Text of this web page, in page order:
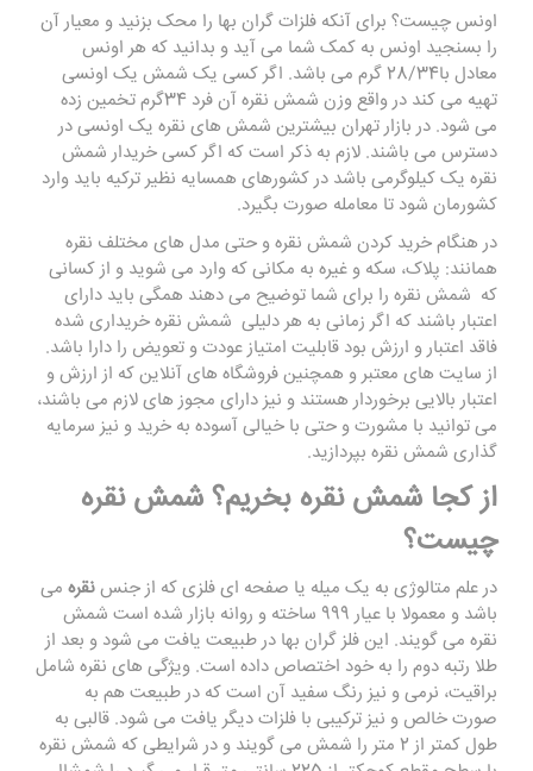
اونس چیست؟ برای آنکه فلزات گران بها را محک بزنید و معیار آن
را بسنجید اونس به کمک شما می آید و بدانید که هر اونس
معادل با28/34 گرم می باشد. اگر کسی یک شمش یک اونسی
تهیه می کند در واقع وزن شمش نقره آن فرد 34گرم تخمین زده
می شود. در بازار تهران بیشترین شمش های نقره یک اونسی در
دسترس می باشند. لازم به ذکر است که اگر کسی خریدار شمش
نقره یک کیلوگرمی باشد در کشورهای همسایه نظیر ترکیه باید وارد
کشورمان شود تا معامله صورت بگیرد.
در هنگام خرید کردن شمش نقره و حتی مدل های مختلف نقره
همانند: پلاک، سکه و غیره به مکانی که وارد می شوید و از کسانی
که شمش نقره را برای شما توضیح می دهند همگی باید دارای
اعتبار باشند که اگر زمانی به هر دلیلی شمش نقره خریداری شده
فاقد اعتبار و ارزش بود قابلیت امتیاز عودت و تعویض را دارا باشد.
از سایت های معتبر و همچنین فروشگاه های آنلاین که از ارزش و
اعتبار بالایی برخوردار هستند و نیز دارای مجوز های لازم می باشند،
می توانید با مشورت و حتی با خیالی آسوده به خرید و نیز سرمایه
گذاری شمش نقره بپردازید.
از کجا شمش نقره بخریم؟ شمش نقره
چیست؟
در علم متالوژی به یک میله یا صفحه ای فلزی که از جنسنقره می
باشد و معمولا با عیار 999 ساخته و روانه بازار شده است شمش
نقره می گویند. این فلز گران بها در طبیعت یافت می شود و بعد از
طلا رتبه دوم را به خود اختصاص داده است. ویژگی های نقره شامل
براقیت، نرمی و نیز رنگ سفید آن است که در طبیعت هم به
صورت خالص و نیز ترکیبی با فلزات دیگر یافت می شود. قالبی به
طول کمتر از 2 متر را شمش می گویند و در شرایطی که شمش نقره